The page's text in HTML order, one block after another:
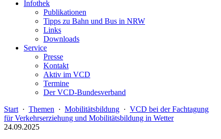
Infothek
Publikationen
Tipps zu Bahn und Bus in NRW
Links
Downloads
Service
Presse
Kontakt
Aktiv im VCD
Termine
Der VCD-Bundesverband
Start · Themen · Mobilitätsbildung · VCD bei der Fachtagung
für Verkehrserziehung und Mobilitätsbildung in Wetter
24.09.2025